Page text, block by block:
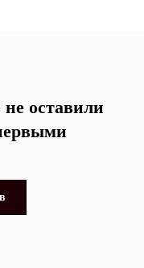
оставили